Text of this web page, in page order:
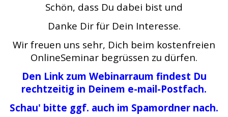
Schön, dass Du dabei bist und
Danke Dir für Dein Interesse.
Wir freuen uns sehr, Dich beim kostenfreien
OnlineSeminar begrüssen zu dürfen.
Den Link zum Webinarraum findest Du
rechtzeitig in Deinem e-mail-Postfach.
Schau' bitte ggf. auch im Spamordner nach.